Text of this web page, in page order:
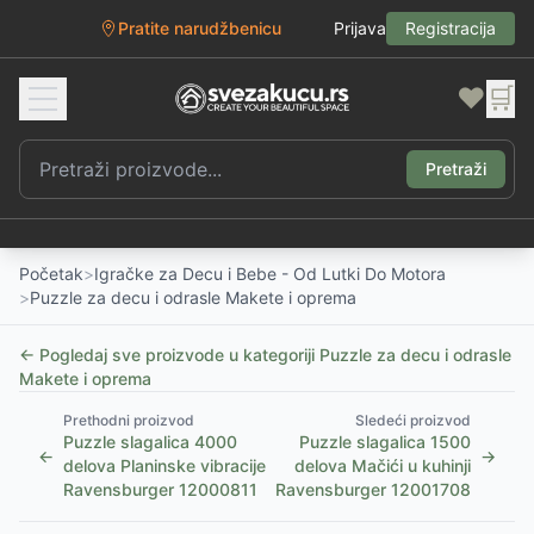
Pratite narudžbenicu Prijava Registracija
❤️ 🛒
Pretraži
Početak>Igračke za Decu i Bebe - Od Lutki Do Motora
>Puzzle za decu i odrasle Makete i oprema
← Pogledaj sve proizvode u kategoriji Puzzle za decu i odrasle
Makete i oprema
←
Prethodni proizvod
Puzzle slagalica 4000
delova Planinske vibracije
Ravensburger 12000811
Sledeći proizvod
Puzzle slagalica 1500
delova Mačići u kuhinji
Ravensburger 12001708
→